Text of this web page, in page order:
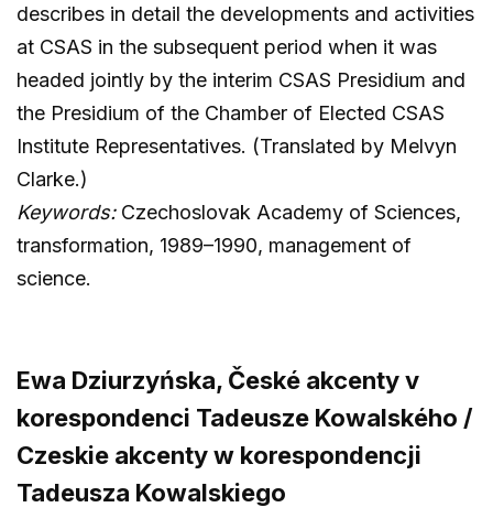
describes in detail the developments and activities
at CSAS in the subsequent period when it was
headed jointly by the interim CSAS Presidium and
the Presidium of the Chamber of Elected CSAS
Institute Representatives. (Translated by Melvyn
Clarke.)
Keywords:Czechoslovak Academy of Sciences,
transformation, 1989–1990, management of
science.
Ewa Dziurzyńska, České akcenty v
korespondenci Tadeusze Kowalského /
Czeskie akcenty w korespondencji
Tadeusza Kowalskiego